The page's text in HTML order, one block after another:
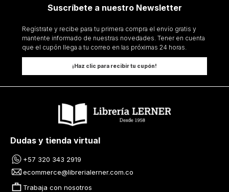
Suscríbete a nuestro Newsletter
Regístrate y recibe para tu primera compra el envío gratis y
mantente informado de nuestras novedades. Tener en cuenta
que el cupón llega a tu correo en las próximas 24 horas.
¡Haz clic para recibir tu cupón!
Dudas y tienda virtual
+57 320 343 2919
ecommerce@librerialerner.com.co
Trabaja con nosotros